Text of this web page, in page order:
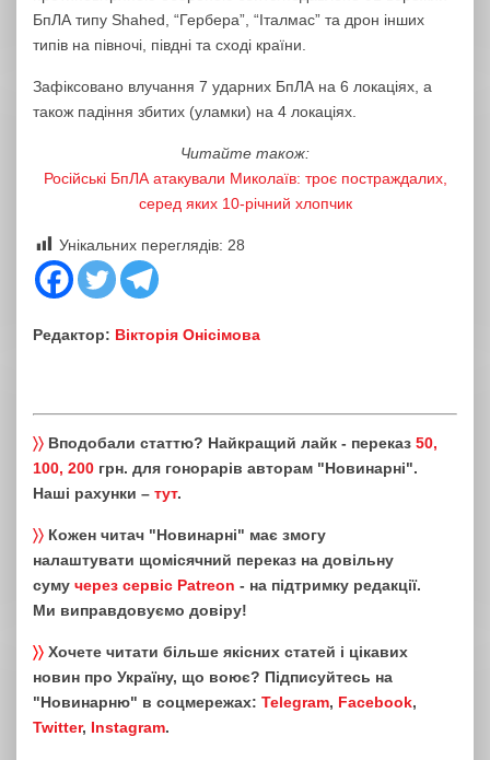
БпЛА типу Shahed, “Гербера”, “Італмас” та дрон інших
типів на півночі, півдні та сході країни.
Зафіксовано влучання 7 ударних БпЛА на 6 локаціях, а
також падіння збитих (уламки) на 4 локаціях.
Читайте також:
Російські БпЛА атакували Миколаїв: троє постраждалих,
серед яких 10-річний хлопчик
Унікальних переглядів: 28
Редактор: Вікторія Онісімова
〉〉 Вподобали статтю? Найкращий лайк - переказ 50,
100, 200 грн. для гонорарів авторам "Новинарні".
Наші рахунки – тут.
〉〉 Кожен читач "Новинарні" має змогу
налаштувати щомісячний переказ на довільну
суму через сервіс Patreon - на підтримку редакції.
Ми виправдовуємо довіру!
〉〉 Хочете читати більше якісних статей і цікавих
новин про Україну, що воює? Підписуйтесь на
"Новинарню" в соцмережах: Telegram, Facebook,
Twitter, Instagram.